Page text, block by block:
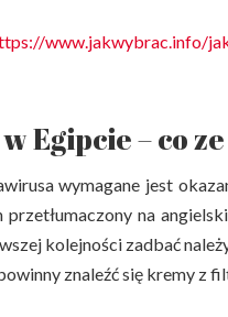
www.jakwybrac.info/
Egipcie – co
wymagane jest
przetłumaczony na
kolejności zadbać
znaleźć się kremy z